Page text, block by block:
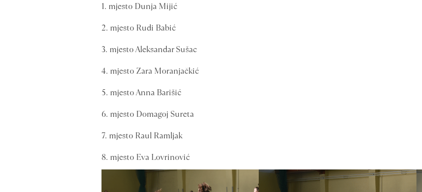
1. mjesto Dunja Mijić
2. mjesto Rudi Babić
3. mjesto Aleksandar Sušac
4. mjesto Zara Moranjačkić
5. mjesto Anna Barišić
6. mjesto Domagoj Sureta
7. mjesto Raul Ramljak
8. mjesto Eva Lovrinović